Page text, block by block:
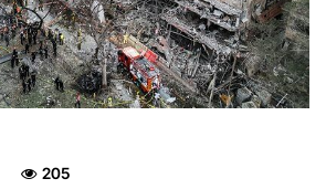
205